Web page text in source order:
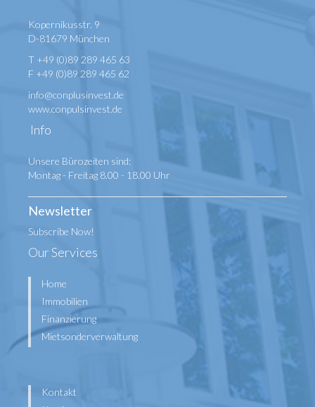
Kopernikusstr. 9
D-81679 München
T +49 (0)89 289 465 63
F +49 (0)89 289 465 62
info@conplusinvest.de
www.conpulsinvest.de
Info
Unsere Bürozeiten sind:
Montag - Freitag 8.00 - 18.00 Uhr
Newsletter
Subscribe Now!
Our Services
Home
Immobilien
Finanzierung
Mietsonderverwaltung
Kontakt